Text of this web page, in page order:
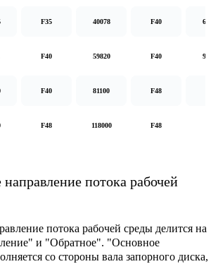
F35 40078 F40
F40 59820 F40
F40 81100 F48
F48 118000 F48
направление потока рабочей
потока рабочей среды делится на
и "Обратное". "Основное
со стороны вала запорного диска,